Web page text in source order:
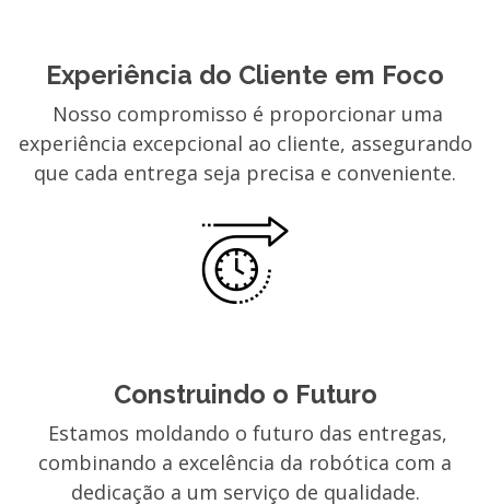
Experiência do Cliente em Foco
Nosso compromisso é proporcionar uma
experiência excepcional ao cliente, assegurando
que cada entrega seja precisa e conveniente.
Construindo o Futuro
Estamos moldando o futuro das entregas,
combinando a excelência da robótica com a
dedicação a um serviço de qualidade.